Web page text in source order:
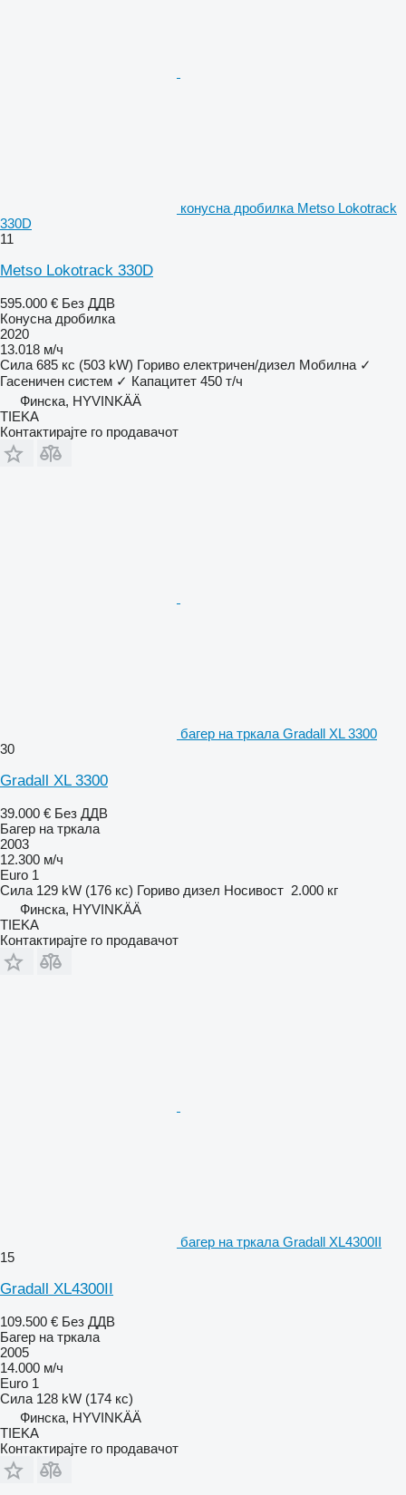
конусна дробилка Metso Lokotrack
330D
11
Metso Lokotrack 330D
595.000 € Без ДДВ
Конусна дробилка
2020
13.018 м/ч
Сила 685 кс (503 kW) Гориво електричен/дизел Мобилна ✓
Гасеничен систем ✓ Капацитет 450 т/ч
Финска, HYVINKÄÄ
TIEKA
Контактирајте го продавачот
багер на тркала Gradall XL 3300
30
Gradall XL 3300
39.000 € Без ДДВ
Багер на тркала
2003
12.300 м/ч
Euro 1
Сила 129 kW (176 кс) Гориво дизел Носивост 2.000 кг
Финска, HYVINKÄÄ
TIEKA
Контактирајте го продавачот
багер на тркала Gradall XL4300II
15
Gradall XL4300II
109.500 € Без ДДВ
Багер на тркала
2005
14.000 м/ч
Euro 1
Сила 128 kW (174 кс)
Финска, HYVINKÄÄ
TIEKA
Контактирајте го продавачот